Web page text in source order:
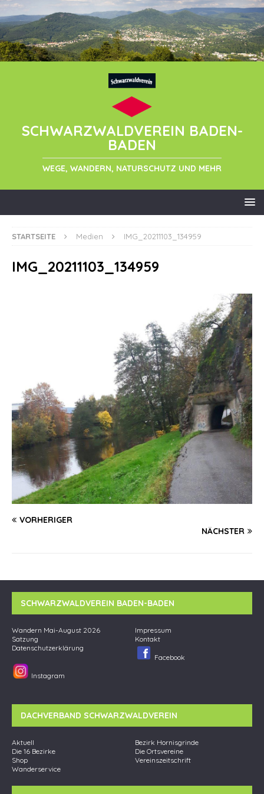
SCHWARZWALDVEREIN BADEN-
BADEN
WEGE, WANDERN, NATURSCHUTZ UND MEHR
STARTSEITE Medien IMG_20211103_134959
IMG_20211103_134959
VORHERIGER
NÄCHSTER
SCHWARZWALDVEREIN BADEN-BADEN
Wandern Mai-August 2026
Impressum
Satzung
Kontakt
Datenschutzerklärung
Facebook
Instagram
DACHVERBAND SCHWARZWALDVEREIN
Aktuell
Bezirk Hornisgrinde
Die 16 Bezirke
Die Ortsvereine
Shop
Vereinszeitschrift
Wanderservice